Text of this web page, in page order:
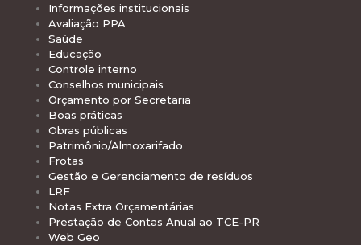
Informações institucionais
Avaliação PPA
Saúde
Educação
Controle interno
Conselhos municipais
Orçamento por Secretaria
Boas práticas
Obras públicas
Patrimônio/Almoxarifado
Frotas
Gestão e Gerenciamento de resíduos
LRF
Notas Extra Orçamentárias
Prestação de Contas Anual ao TCE-PR
Web Geo